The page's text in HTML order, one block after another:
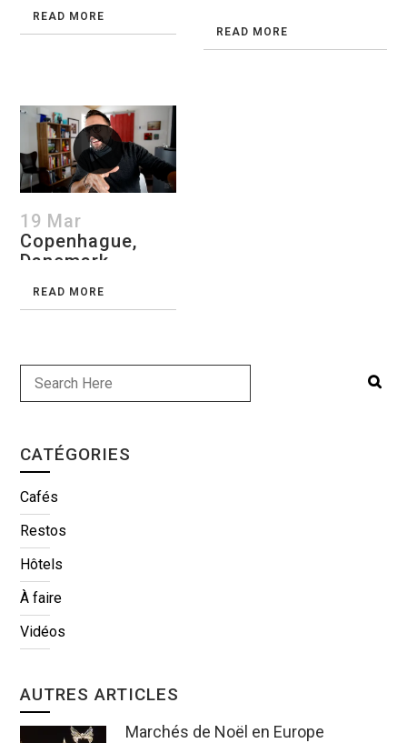
READ MORE
READ MORE
19 Mar
Copenhague,
Danemark
READ MORE
CATÉGORIES
Cafés
Restos
Hôtels
À faire
Vidéos
AUTRES ARTICLES
Marchés de Noël en Europe